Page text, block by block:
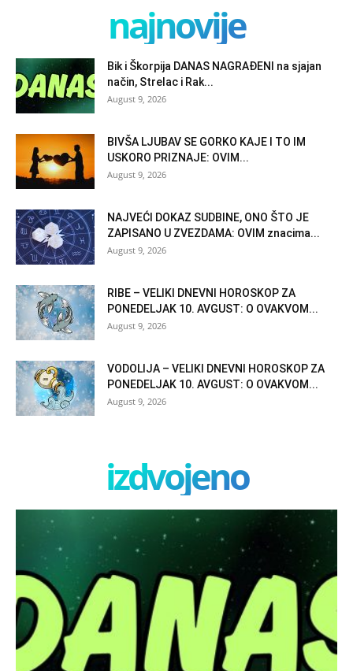
najnovije
Bik i Škorpija DANAS NAGRAĐENI na sjajan
način, Strelac i Rak...
August 9, 2026
BIVŠA LJUBAV SE GORKO KAJE I TO IM
USKORO PRIZNAJE: OVIM...
August 9, 2026
NAJVEĆI DOKAZ SUDBINE, ONO ŠTO JE
ZAPISANO U ZVEZDAMA: OVIM znacima...
August 9, 2026
RIBE – VELIKI DNEVNI HOROSKOP ZA
PONEDELJAK 10. AVGUST: O OVAKVOM...
August 9, 2026
VODOLIJA – VELIKI DNEVNI HOROSKOP ZA
PONEDELJAK 10. AVGUST: O OVAKVOM...
August 9, 2026
izdvojeno